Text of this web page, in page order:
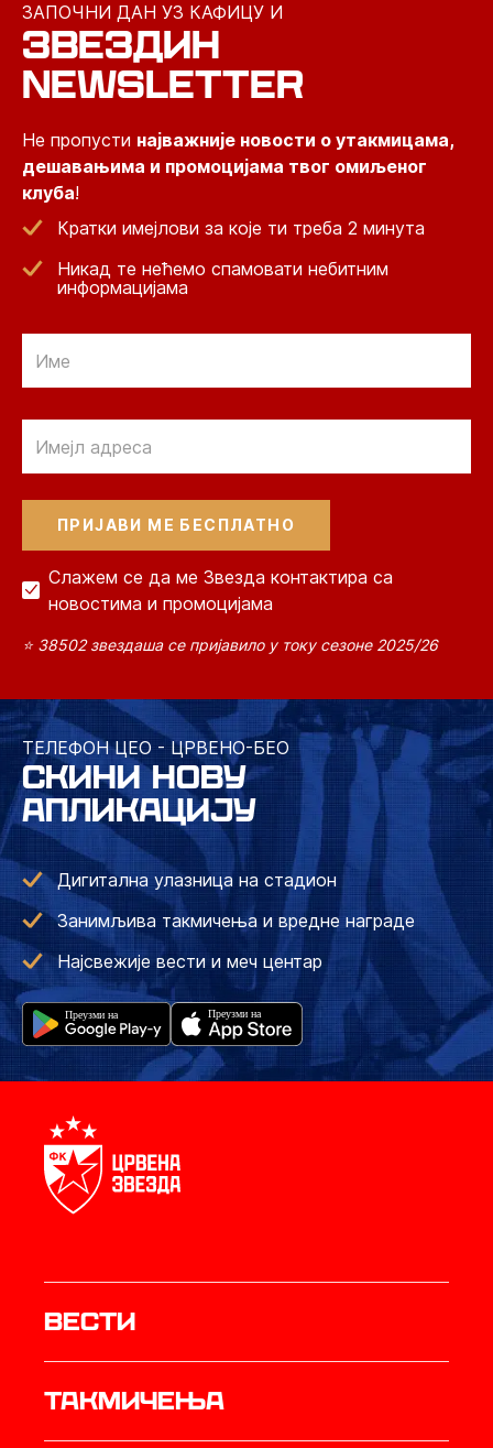
ЗАПОЧНИ ДАН УЗ КАФИЦУ И
ЗВЕЗДИН
NEWSLETTER
Не пропусти најважније новости о утакмицама,
дешавањима и промоцијама твог омиљеног
клуба!
Кратки имејлови за које ти треба 2 минута
Никад те нећемо спамовати небитним
информацијама
Слажем се да ме Звезда контактира са
новостима и промоцијама
⭐ 38502 звездаша се пријавило у току сезоне 2025/26
ТЕЛЕФОН ЦЕО - ЦРВЕНО-БЕО
СКИНИ НОВУ
АПЛИКАЦИЈУ
Дигитална улазница на стадион
Занимљива такмичења и вредне награде
Најсвежије вести и меч центар
Вести
Такмичења